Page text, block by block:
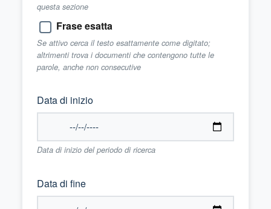
questa sezione
Frase esatta
Se attivo cerca il testo esattamente come digitato;
altrimenti trova i documenti che contengono tutte le
parole, anche non consecutive
Data di inizio
Data di inizio del periodo di ricerca
Data di fine